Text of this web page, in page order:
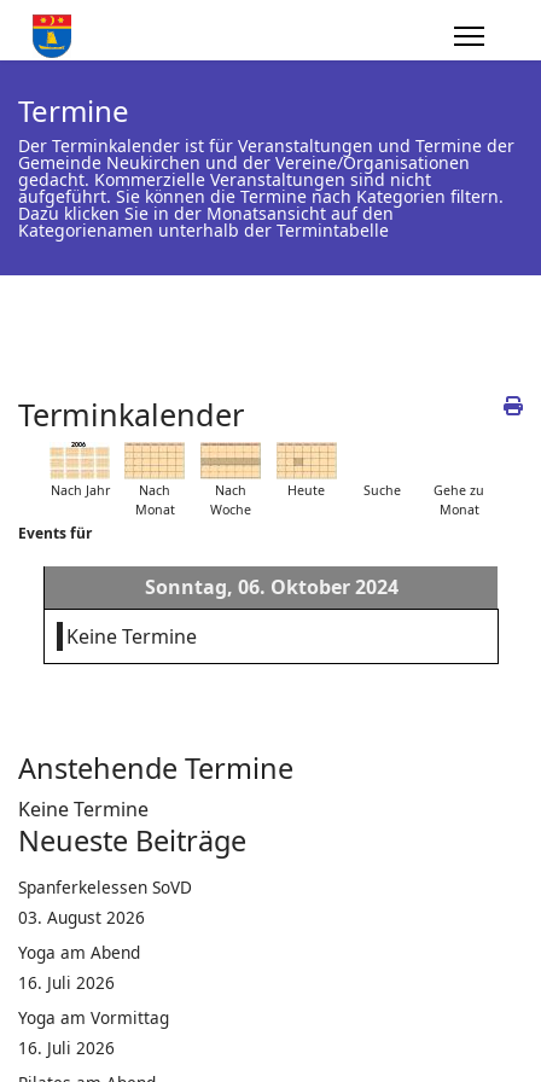
Termine
Der Terminkalender ist für Veranstaltungen und Termine der
Gemeinde Neukirchen und der Vereine/Organisationen
gedacht. Kommerzielle Veranstaltungen sind nicht
aufgeführt. Sie können die Termine nach Kategorien filtern.
Dazu klicken Sie in der Monatsansicht auf den
Kategorienamen unterhalb der Termintabelle
Terminkalender
Nach Jahr
Nach
Monat
Nach
Woche
Heute Suche
Gehe zu
Monat
Events für
Sonntag, 06. Oktober 2024
Keine Termine
Anstehende Termine
Keine Termine
Neueste Beiträge
Spanferkelessen SoVD
03. August 2026
Yoga am Abend
16. Juli 2026
Yoga am Vormittag
16. Juli 2026